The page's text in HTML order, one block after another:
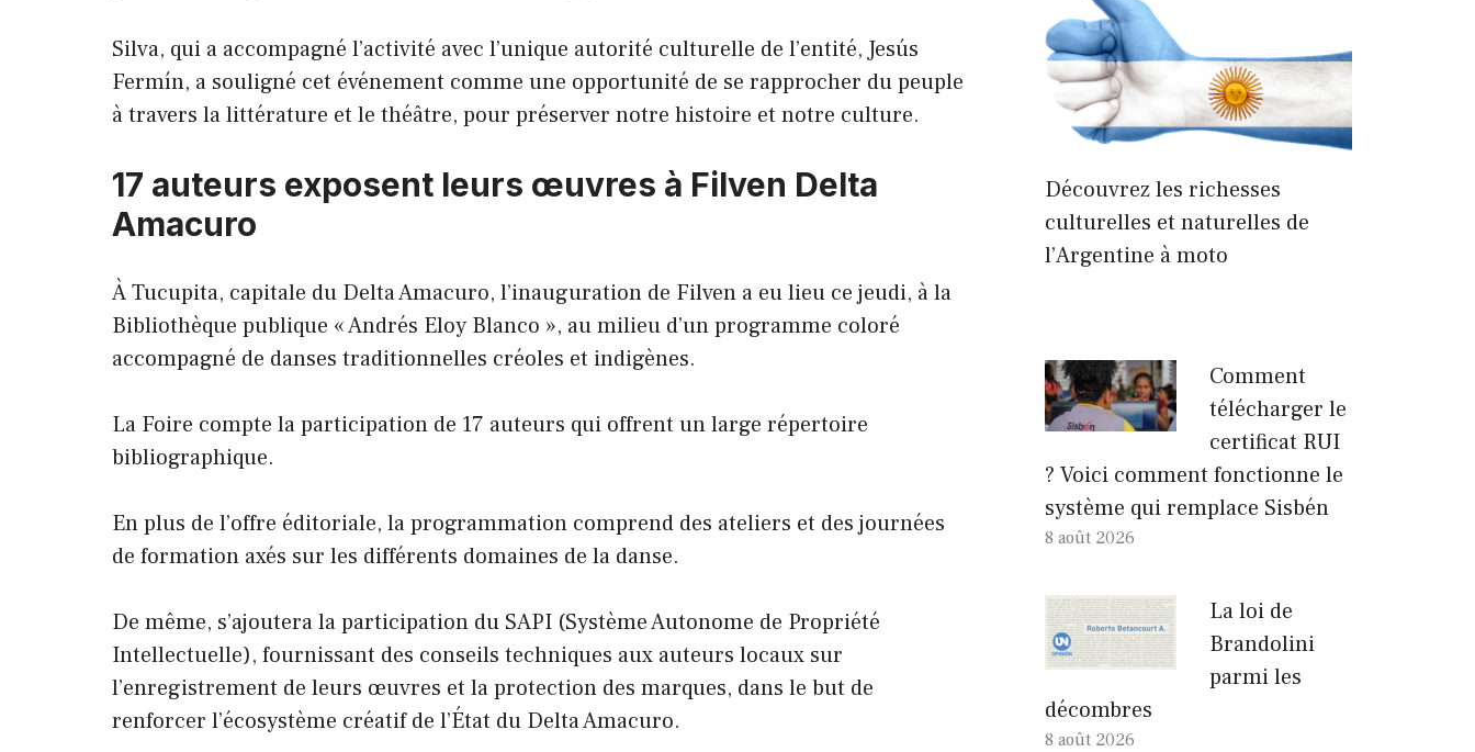
Silva, qui a accompagné l’activité avec l’unique autorité culturelle de l’entité, Jesús
Fermín, a souligné cet événement comme une opportunité de se rapprocher du peuple
à travers la littérature et le théâtre, pour préserver notre histoire et notre culture.
17 auteurs exposent leurs œuvres à Filven Delta
Amacuro
À Tucupita, capitale du Delta Amacuro, l’inauguration de Filven a eu lieu ce jeudi, à la
Bibliothèque publique « Andrés Eloy Blanco », au milieu d’un programme coloré
accompagné de danses traditionnelles créoles et indigènes.
La Foire compte la participation de 17 auteurs qui offrent un large répertoire
bibliographique.
En plus de l’offre éditoriale, la programmation comprend des ateliers et des journées
de formation axés sur les différents domaines de la danse.
De même, s’ajoutera la participation du SAPI (Système Autonome de Propriété
Intellectuelle), fournissant des conseils techniques aux auteurs locaux sur
l’enregistrement de leurs œuvres et la protection des marques, dans le but de
renforcer l’écosystème créatif de l’État du Delta Amacuro.
Découvrez les richesses
culturelles et naturelles de
l’Argentine à moto
Comment
télécharger le
certificat RUI
? Voici comment fonctionne le
système qui remplace Sisbén
8 août 2026
La loi de
Brandolini
parmi les
décombres
8 août 2026